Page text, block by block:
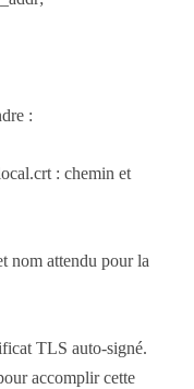
:
: chemin et
nom attendu pour la
TLS auto-signé.
accomplir cette